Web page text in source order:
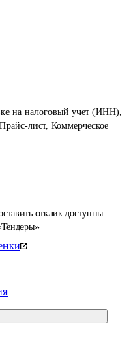
отклик доступны
на налоговый учет (ИНН),
лист, Коммерческое